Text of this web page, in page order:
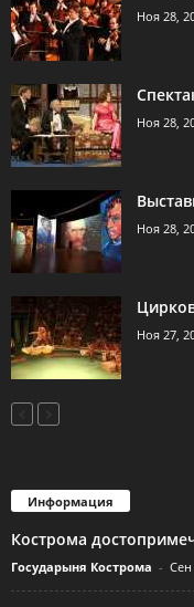
Ноя 28,
Ноя 28,
Ноя 28,
Ноя 27,
Информация
Кострома
Государыня Кострома - Сен